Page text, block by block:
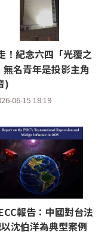
！紀念六四「光覆之
無名青年是投影主角
)
06-15 18:19
報告：中國對台法
沈伯洋為典型案例